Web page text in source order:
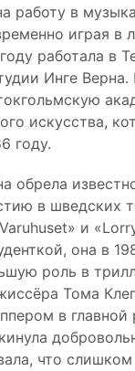
работу в
играя в
работала в
Инге Верна.
искусства,
году.
обрела
в шведских
и
она в
роль в
Тома
в главной
что